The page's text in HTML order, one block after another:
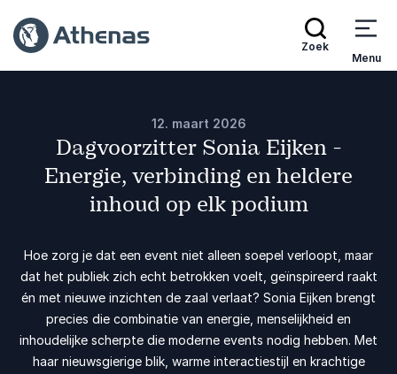
Zoek
Menu
12. maart 2026
Dagvoorzitter Sonia Eijken -
Energie, verbinding en heldere
inhoud op elk podium
Hoe zorg je dat een event niet alleen soepel verloopt, maar
dat het publiek zich echt betrokken voelt, geïnspireerd raakt
én met nieuwe inzichten de zaal verlaat? Sonia Eijken brengt
precies die combinatie van energie, menselijkheid en
inhoudelijke scherpte die moderne events nodig hebben. Met
haar nieuwsgierige blik, warme interactiestijl en krachtige